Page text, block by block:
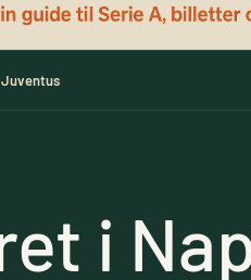
Juventus
i